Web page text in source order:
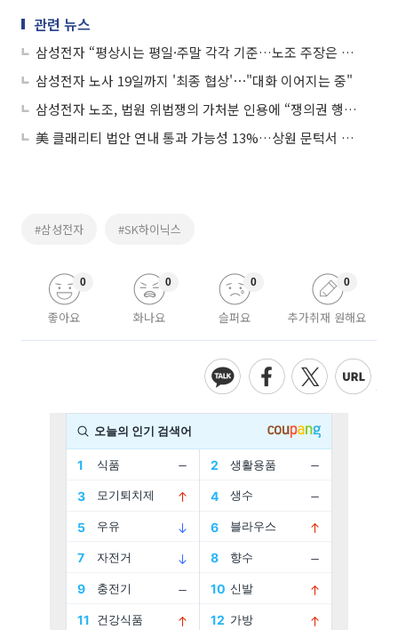
관련 뉴스
삼성전자 “평상시는 평일·주말 각각 기준…노조 주장은 법원 결정 호도”
삼성전자 노사 19일까지 '최종 협상'⋯"대화 이어지는 중"
삼성전자 노조, 법원 위법쟁의 가처분 인용에 “쟁의권 행사에 제약 없어”
美 클래리티 법안 연내 통과 가능성 13%…상원 문턱서 제동
#삼성전자 #SK하이닉스
좋아요
0
화나요
0
슬퍼요
0
추가취재 원해요
0